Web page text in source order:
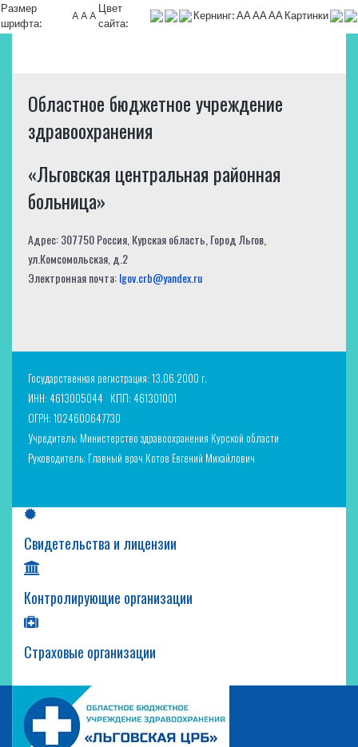
Размер
шрифта:
A A A
Цвет
сайта:
Кернинг: АААААА Картинки
Областное бюджетное учреждение
здравоохранения
«Льговская центральная районная
больница»
Адрес: 307750 Россия, Курская область, Город Льгов,
ул.Комсомольская, д.2
Электронная почта:lgov.crb@yandex.ru
Государственная регистрация: 13.06.2000 г.
ИНН: 4613005044 КПП: 461301001
ОГРН: 1024600647730
Учредитель: Министерство здравоохранения Курской области
Руководитель: Главный врач Котов Евгений Михайлович
Свидетельства и лицензии
Контролирующие организации
Страховые организации